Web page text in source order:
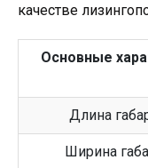
качестве
Основные
Длина
Ширина